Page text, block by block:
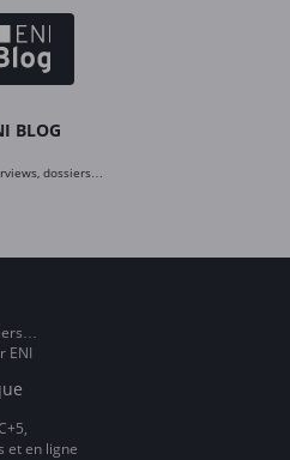
BLOG
dossiers…
ENI
et en ligne